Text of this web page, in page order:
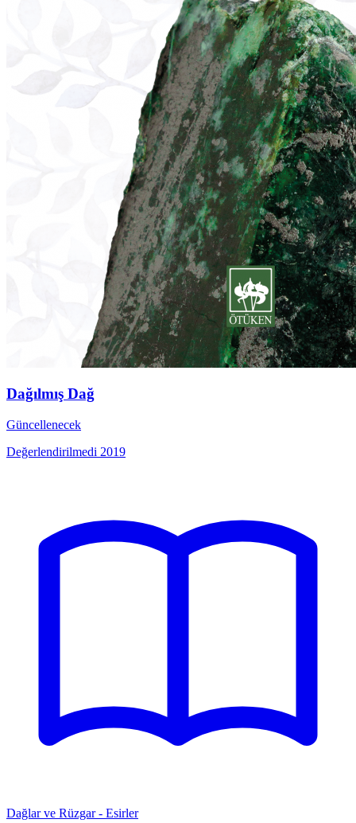
Dağılmış Dağ
Güncellenecek
Değerlendirilmedi 2019
Dağlar ve Rüzgar - Esirler